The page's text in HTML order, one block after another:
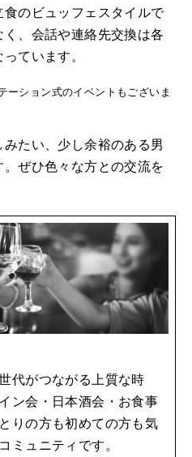
のビュッフェスタイルで
、会話や連絡先交換は各
ています。
ション式のイベントもございま
たい、少し余裕のある男
ぜひ色々な方との交流を
代がつながる上質な時
ン会・日本酒会・お食事
りの方も初めての方も気
ミュニティです。